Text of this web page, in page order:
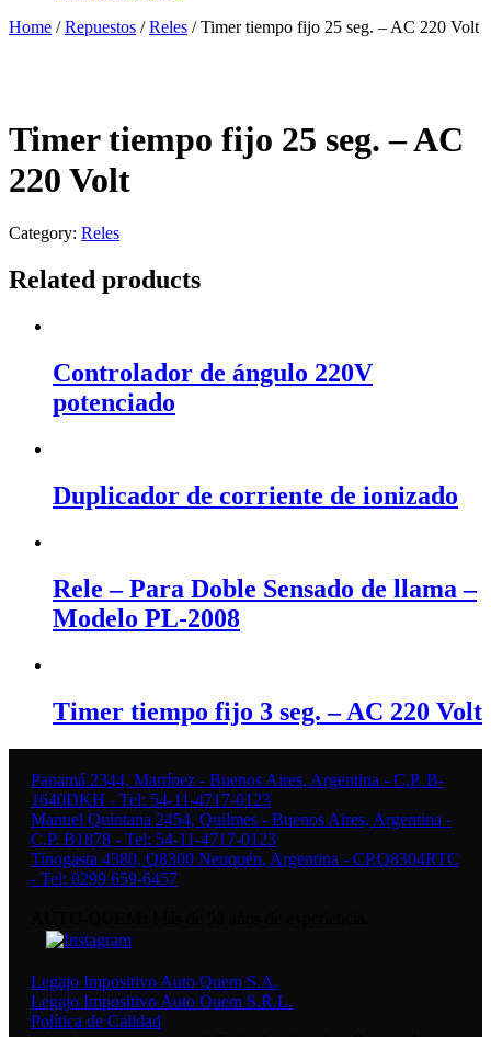
Home /Repuestos /Reles / Timer tiempo fijo 25 seg. – AC 220 Volt
Timer tiempo fijo 25 seg. – AC
220 Volt
Category: Reles
Related products
Controlador de ángulo 220V
potenciado
Duplicador de corriente de ionizado
Rele – Para Doble Sensado de llama –
Modelo PL-2008
Timer tiempo fijo 3 seg. – AC 220 Volt
Panamá 2344, Martínez - Buenos Aires, Argentina - C.P. B-
1640DKH - Tel: 54-11-4717-0123
Manuel Quintana 2454, Quilmes - Buenos Aires, Argentina -
C.P. B1878 - Tel: 54-11-4717-0123
Tinogasta 4380, Q8300 Neuquén, Argentina - CP.Q8304RTC
- Tel: 0299 659-6457
Legajo Impositivo Auto Quem S.A.
Legajo Impositivo Auto Quem S.R.L.
Política de Calidad